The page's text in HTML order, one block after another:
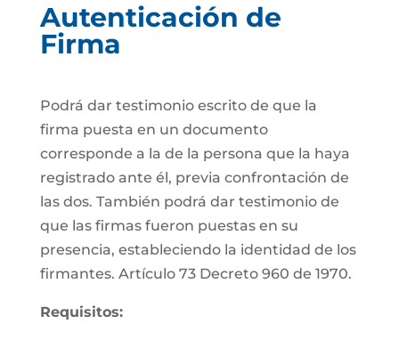
Autenticación de
Firma
Podrá dar testimonio escrito de que la
firma puesta en un documento
corresponde a la de la persona que la haya
registrado ante él, previa confrontación de
las dos. También podrá dar testimonio de
que las firmas fueron puestas en su
presencia, estableciendo la identidad de los
firmantes. Artículo 73 Decreto 960 de 1970.
Requisitos: